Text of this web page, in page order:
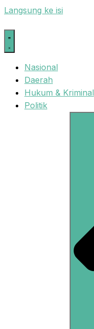
Langsung ke isi
Nasional
Daerah
Hukum & Kriminal
Politik